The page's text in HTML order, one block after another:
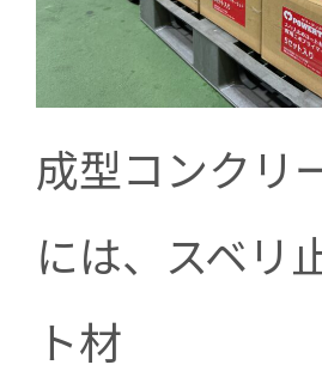
成型コンクリ
には、スベリ
ト材